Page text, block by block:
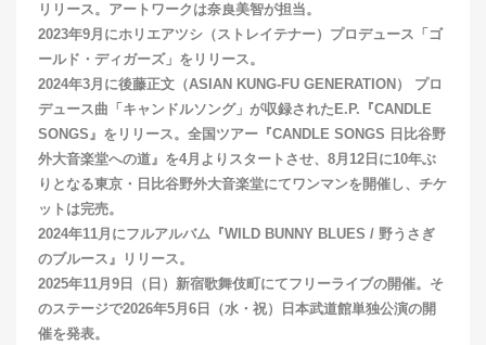
リリース。アートワークは奈良美智が担当。
2023年9⽉にホリエアツシ（ストレイテナー）プロデュース「ゴ
ールド・ディガーズ」をリリース。
2024年3⽉に後藤正文（ASIAN KUNG-FU GENERATION） プロ
デュース曲「キャンドルソング」が収録されたE.P.『CANDLE
SONGS』をリリース。全国ツアー『CANDLE SONGS ⽇比谷野
外⼤音楽堂への道』を4⽉よりスタートさせ、8⽉12⽇に10年ぶ
りとなる東京・⽇比谷野外⼤音楽堂にてワンマンを開催し、チケ
ットは完売。
2024年11⽉にフルアルバム『WILD BUNNY BLUES / 野うさぎ
のブルース』リリース。
2025年11⽉9⽇（⽇）新宿歌舞伎町にてフリーライブの開催。そ
のステージで2026年5⽉6⽇（水・祝）⽇本武道館単独公演の開
催を発表。